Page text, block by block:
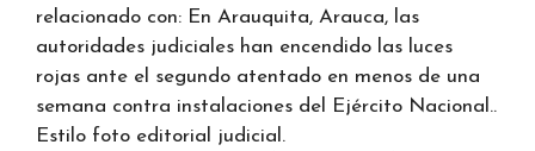
relacionado con: En Arauquita, Arauca, las
autoridades judiciales han encendido las luces
rojas ante el segundo atentado en menos de una
semana contra instalaciones del Ejército Nacional..
Estilo foto editorial judicial.